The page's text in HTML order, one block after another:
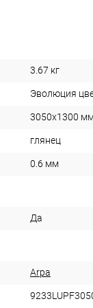
3.67 кг
Эволюция
3050х1300
глянец
0.6 мм
Да
Arpa